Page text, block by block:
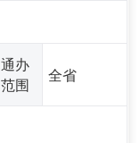
通办
范围
全省